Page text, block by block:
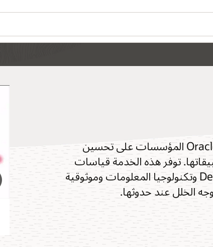
يساعد Oracle Cloud Infrastructure (OCI) Monitoring المؤسسات على تحسين
توفر هذه الخدمة قياسات
ولوحات معلومات فائقة الدقة لتجهيز مهندسي DevOps وتكنولوجيا المعلومات وموثوقية